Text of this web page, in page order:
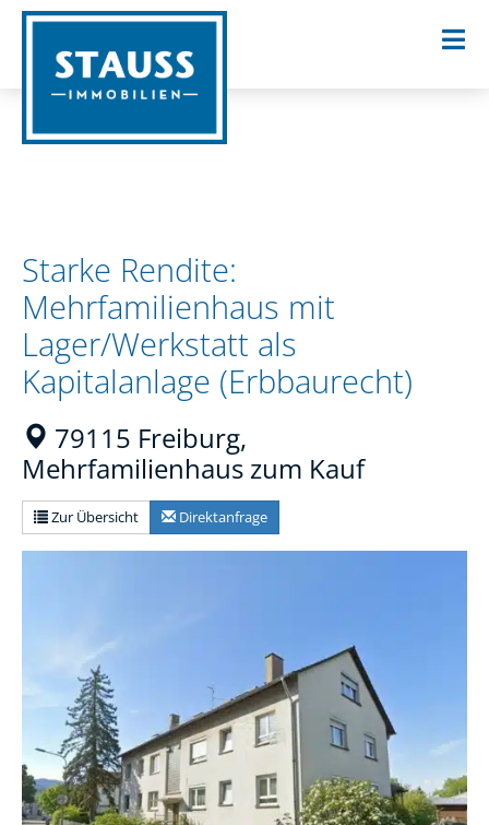
Starke Rendite:
Mehrfamilienhaus mit
Lager/Werkstatt als
Kapitalanlage (Erbbaurecht)
79115 Freiburg,
Mehrfamilienhaus zum Kauf
Zur Übersicht Direktanfrage